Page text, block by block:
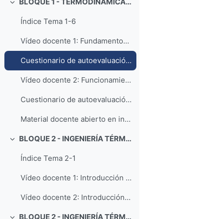
Colapsar BLOQUE 1 - TERMODINÁMICA: Tema 6. Ciclos de refrigeración
Índice Tema 1-6
Vídeo docente 1: Fundamentos básicos de ciclos de refrigeración
Cuestionario de autoevaluación - Ciclos de refrigeración
Vídeo docente 2: Funcionamiento básico de un frigorífico doméstico
Cuestionario de autoevaluación - Frigorífico doméstico
Material docente abierto en inglés: Sistemas de refrigeración y bomba de calor (Fuente: Moran, Shapiro, Boettner, Bailey - Fundamentals of Engineering Thermodynamics, 8th Edition)
Colapsar BLOQUE 2 - INGENIERÍA TÉRMICA: Tema 1. Transmisión de calor - Introducción a la conducción
Índice Tema 2-1
Vídeo docente 1: Introducción a la conducción: Ley de Fourier y Ecuación de difusión de calor (Parte 1-Ley de Fourier)
Vídeo docente 2: Introducción a la conducción: Ley de Fourier y Ecuación de difusión de calor (Parte 2-Ecuación de difusión de calor)
BLOQUE 2 - INGENIERÍA TÉRMICA: Tema 2. Transmisión de calor - Conducción unidimensional estacionaria (problemas activos)